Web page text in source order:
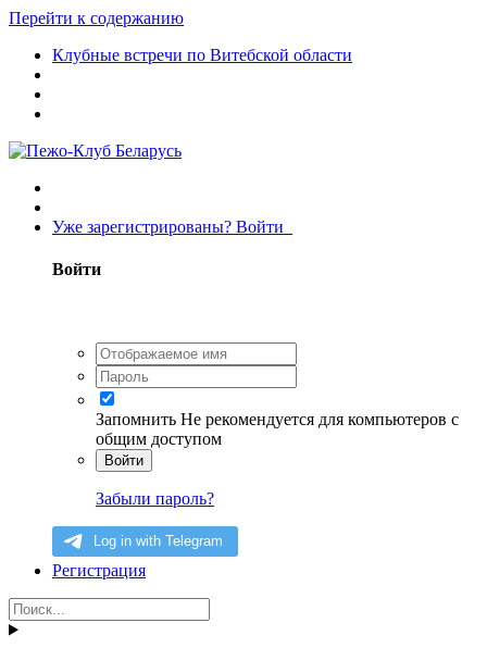
Перейти к содержанию
Клубные встречи по Витебской области
Уже зарегистрированы? Войти
Войти
Запомнить Не рекомендуется для компьютеров с
общим доступом
Войти
Забыли пароль?
Регистрация